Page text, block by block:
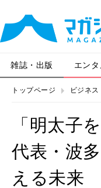
雑誌・出版 エンタ
トップページ ビジネス
「明太子
代表・波
える未来